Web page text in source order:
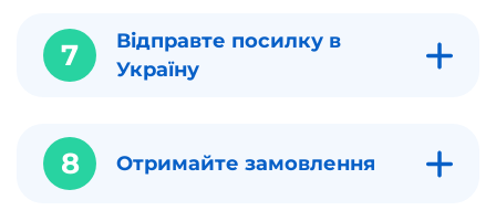
7
Відправте посилку в
Україну
8 Отримайте замовлення